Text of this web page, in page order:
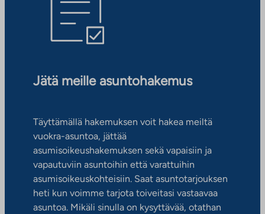
Jätä meille asuntohakemus
Täyttämällä hakemuksen voit hakea meiltä
vuokra-asuntoa, jättää
asumisoikeushakemuksen sekä vapaisiin ja
vapautuviin asuntoihin että varattuihin
asumisoikeuskohteisiin. Saat asuntotarjouksen
heti kun voimme tarjota toiveitasi vastaavaa
asuntoa. Mikäli sinulla on kysyttävää, otathan